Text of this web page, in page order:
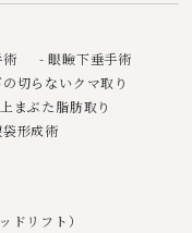
眼瞼下垂手術
切らないクマ取り
上まぶた脂肪取り
形成術
ドリフト）